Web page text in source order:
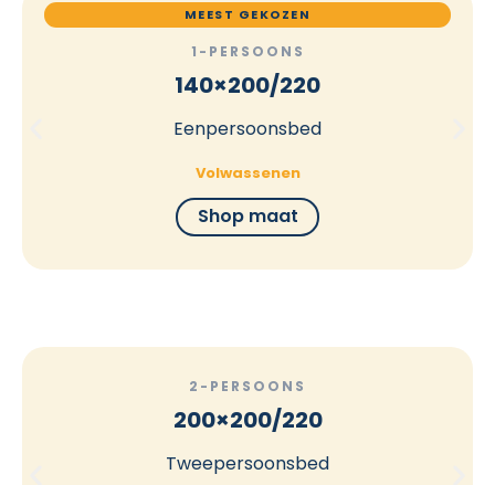
MEEST GEKOZEN
1-PERSOONS
140×200/220
Eenpersoonsbed
Volwassenen
Shop maat
2-PERSOONS
200×200/220
Tweepersoonsbed